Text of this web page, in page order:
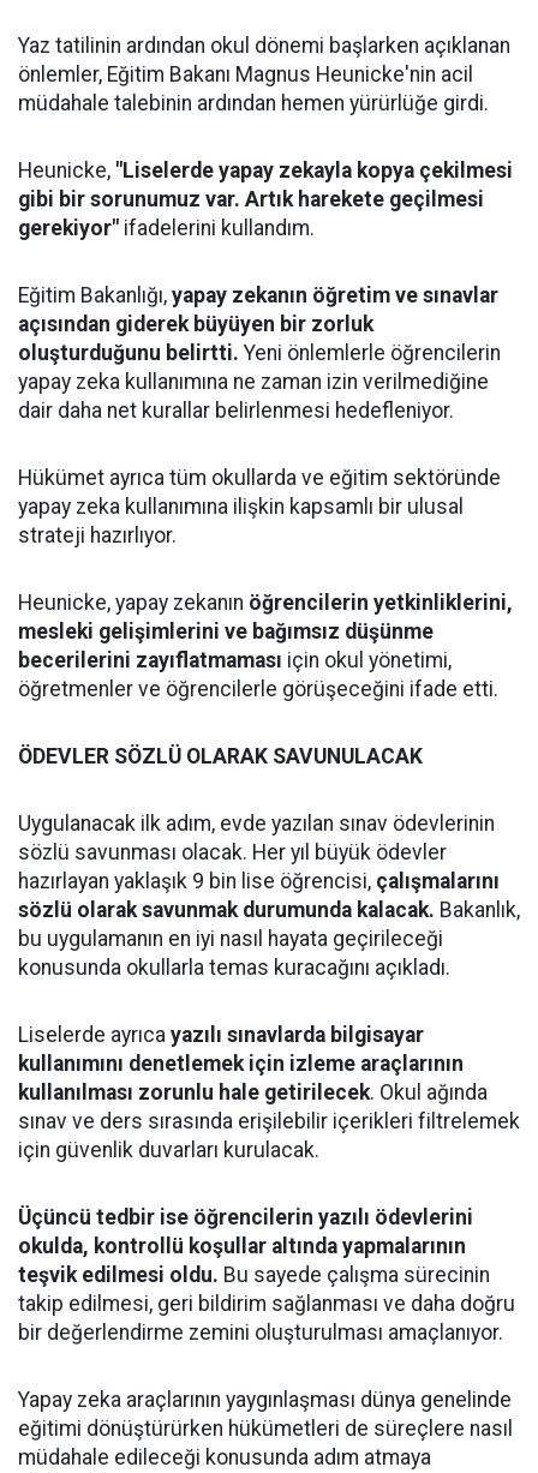
Yaz tatilinin ardından okul dönemi başlarken açıklanan
önlemler, Eğitim Bakanı Magnus Heunicke'nin acil
müdahale talebinin ardından hemen yürürlüğe girdi.
Heunicke, "Liselerde yapay zekayla kopya çekilmesi
gibi bir sorunumuz var. Artık harekete geçilmesi
gerekiyor" ifadelerini kullandım.
Eğitim Bakanlığı, yapay zekanın öğretim ve sınavlar
açısından giderek büyüyen bir zorluk
oluşturduğunu belirtti. Yeni önlemlerle öğrencilerin
yapay zeka kullanımına ne zaman izin verilmediğine
dair daha net kurallar belirlenmesi hedefleniyor.
Hükümet ayrıca tüm okullarda ve eğitim sektöründe
yapay zeka kullanımına ilişkin kapsamlı bir ulusal
strateji hazırlıyor.
Heunicke, yapay zekanın öğrencilerin yetkinliklerini,
mesleki gelişimlerini ve bağımsız düşünme
becerilerini zayıflatmaması için okul yönetimi,
öğretmenler ve öğrencilerle görüşeceğini ifade etti.
ÖDEVLER SÖZLÜ OLARAK SAVUNULACAK
Uygulanacak ilk adım, evde yazılan sınav ödevlerinin
sözlü savunması olacak. Her yıl büyük ödevler
hazırlayan yaklaşık 9 bin lise öğrencisi, çalışmalarını
sözlü olarak savunmak durumunda kalacak. Bakanlık,
bu uygulamanın en iyi nasıl hayata geçirileceği
konusunda okullarla temas kuracağını açıkladı.
Liselerde ayrıca yazılı sınavlarda bilgisayar
kullanımını denetlemek için izleme araçlarının
kullanılması zorunlu hale getirilecek. Okul ağında
sınav ve ders sırasında erişilebilir içerikleri filtrelemek
için güvenlik duvarları kurulacak.
Üçüncü tedbir ise öğrencilerin yazılı ödevlerini
okulda, kontrollü koşullar altında yapmalarının
teşvik edilmesi oldu. Bu sayede çalışma sürecinin
takip edilmesi, geri bildirim sağlanması ve daha doğru
bir değerlendirme zemini oluşturulması amaçlanıyor.
Yapay zeka araçlarının yaygınlaşması dünya genelinde
eğitimi dönüştürürken hükümetleri de süreçlere nasıl
müdahale edileceği konusunda adım atmaya